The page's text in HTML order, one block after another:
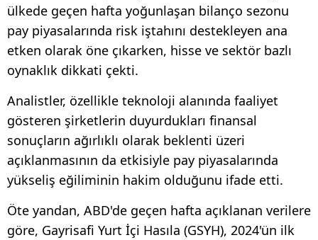
ülkede geçen hafta yoğunlaşan bilanço sezonu
pay piyasalarında risk iştahını destekleyen ana
etken olarak öne çıkarken, hisse ve sektör bazlı
oynaklık dikkati çekti.
Analistler, özellikle teknoloji alanında faaliyet
gösteren şirketlerin duyurdukları finansal
sonuçların ağırlıklı olarak beklenti üzeri
açıklanmasının da etkisiyle pay piyasalarında
yükseliş eğiliminin hakim olduğunu ifade etti.
Öte yandan, ABD'de geçen hafta açıklanan verilere
göre, Gayrisafi Yurt İçi Hasıla (GSYH), 2024'ün ilk